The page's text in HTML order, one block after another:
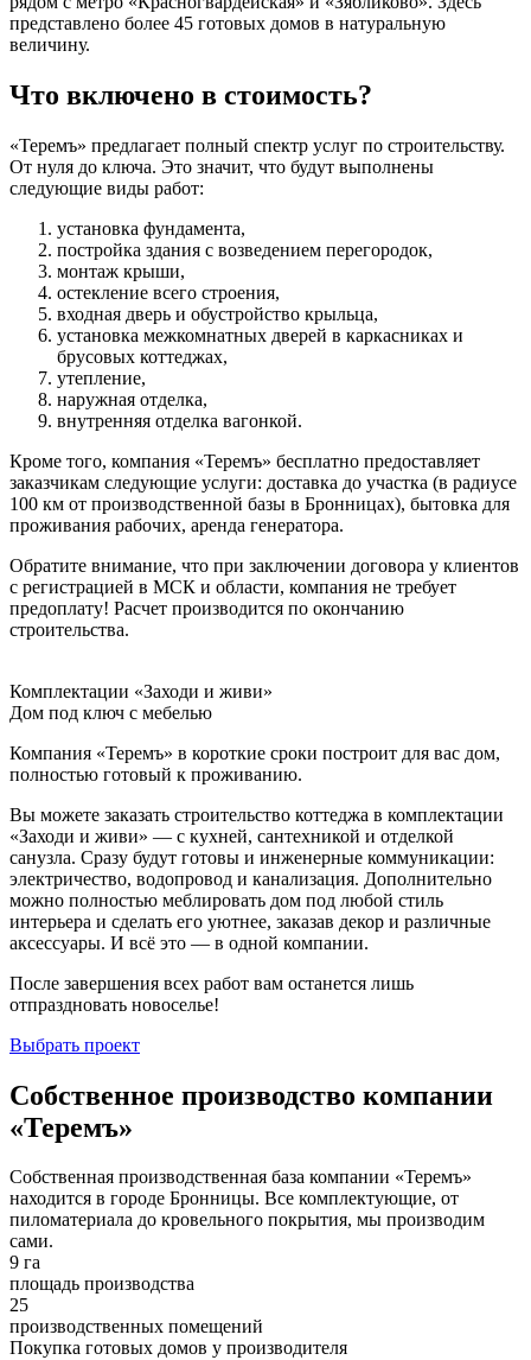
представлено более 45 готовых домов в натуральную
величину.
Что включено в стоимость?
«Теремъ» предлагает полный спектр услуг по строительству.
От нуля до ключа. Это значит, что будут выполнены
следующие виды работ:
установка фундамента,
постройка здания с возведением перегородок,
монтаж крыши,
остекление всего строения,
входная дверь и обустройство крыльца,
установка межкомнатных дверей в каркасниках и
брусовых коттеджах,
утепление,
наружная отделка,
внутренняя отделка вагонкой.
Кроме того, компания «Теремъ» бесплатно предоставляет
заказчикам следующие услуги: доставка до участка (в радиусе
100 км от производственной базы в Бронницах), бытовка для
проживания рабочих, аренда генератора.
Обратите внимание, что при заключении договора у клиентов
с регистрацией в МСК и области, компания не требует
предоплату! Расчет производится по окончанию
строительства.
Комплектации «Заходи и живи»
Дом под ключ с мебелью
Компания «Теремъ» в короткие сроки построит для вас дом,
полностью готовый к проживанию.
Вы можете заказать строительство коттеджа в комплектации
«Заходи и живи» — с кухней, сантехникой и отделкой
санузла. Сразу будут готовы и инженерные коммуникации:
электричество, водопровод и канализация. Дополнительно
можно полностью меблировать дом под любой стиль
интерьера и сделать его уютнее, заказав декор и различные
аксессуары. И всё это — в одной компании.
После завершения всех работ вам останется лишь
отпраздновать новоселье!
Выбрать проект
Собственное производство компании
«Теремъ»
Собственная производственная база компании «Теремъ»
находится в городе Бронницы. Все комплектующие, от
пиломатериала до кровельного покрытия, мы производим
сами.
9 га
площадь производства
25
производственных помещений
Покупка готовых домов у производителя